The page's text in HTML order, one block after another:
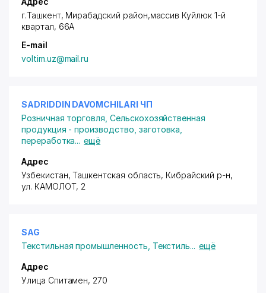
г.Ташкент, Мирабадский район,массив Куйлюк 1-й
квартал, 66А
E-mail
voltim.uz@mail.ru
SADRIDDIN DAVOMCHILARI ЧП
Розничная торговля ,Сельскохозяйственная
продукция - производство, заготовка,
переработка... ещё
Адрес
Узбекистан, Ташкентская область, Кибрайский р-н,
ул. КАМОЛОТ, 2
SAG
Текстильная промышленность Текстиль... ещё
Адрес
Улица Спитамен, 270